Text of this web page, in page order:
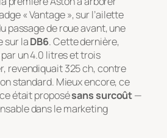
« Vantage », sur l’ailette
passage de roue avant, une
sur laDB6. Cette dernière,
un 4.0 litres et trois
revendiquait 325 ch, contre
standard. Mieux encore, ce
était proposésans surcoût—
dans le marketing